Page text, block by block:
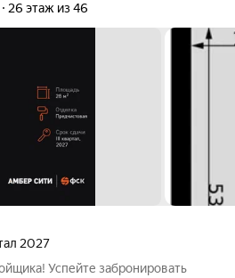
26 этаж из 46
2027
Успейте забронировать